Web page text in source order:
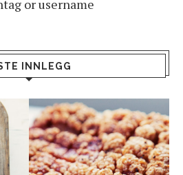
or username
INNLEGG